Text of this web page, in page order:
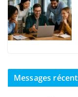
Messages